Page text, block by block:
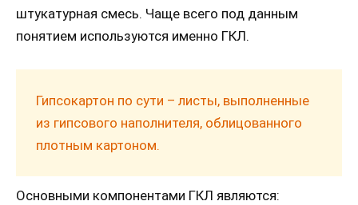
штукатурная смесь. Чаще всего под данным
понятием используются именно ГКЛ.
Гипсокартон по сути – листы, выполненные
из гипсового наполнителя, облицованного
плотным картоном.
Основными компонентами ГКЛ являются: